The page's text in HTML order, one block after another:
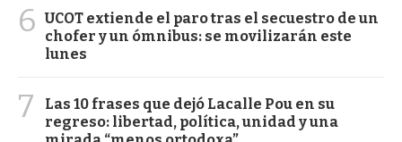
6 UCOT extiende el paro tras el secuestro de un
chofer y un ómnibus: se movilizarán este
lunes
7
Las 10 frases que dejó Lacalle Pou en su
regreso: libertad, política, unidad y una